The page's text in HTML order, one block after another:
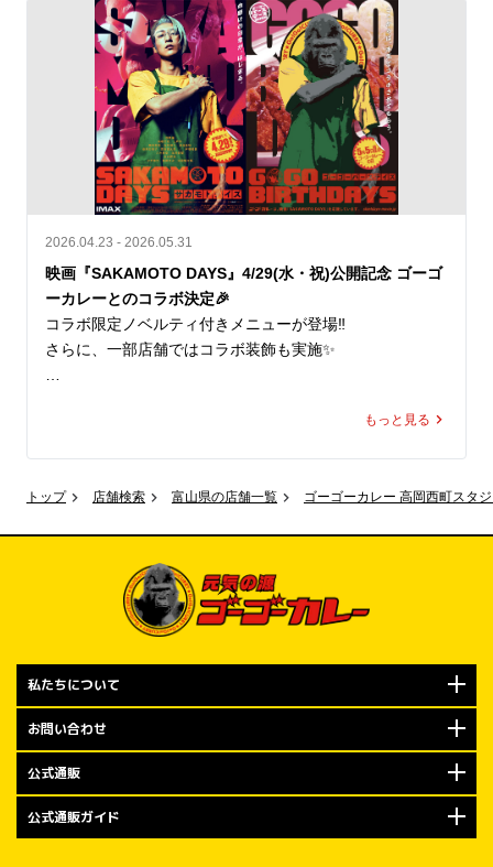
トップ 店舗検索 富山県の店舗一覧 ゴーゴーカレー 高岡西町スタ
ふたつご注文いただければ同じ金沢カレーでありながら、
それぞれに個性がある2つの味を食べ比べることも可能で
「キッチンユキ金沢ブラックカレー（中サイズのみ）」の
ご提供価格は950円（税込）。
7月5日（日）のオープン日から、規定数量に達し次第の終
了となります。
なお、当該期間中はレトルト「キッチンユキ金沢ブラック
カレー」をお求めいただくことも可能です。ご提供価格は
オープン記念キャンペーン①
もちろんゴーゴーカレーも楽しんで！
ポークロースカツカレー（小）が、先着100名さま限定で
ーゴーカレー「ポークロースカツカレー（小）」通常価格
980円（税込）を、550円（税込）でご注文可能です。
550円はもちろん「ゴーゴー」価格。
金沢エムザ店をよろしくお願いします…の気持ちを込め
て、金沢の皆様にゴーゴーカレーをお楽しみいただくため
の100名さま限定キャンペーンです。
規定数量に達し次第の終了となりますので、ぜひお早めに
ご来店くださいませ。
もちろんやります！ トッピング無料券大配布！
2026年7月5日（日）から7月14日（火）までの期間は、ゴ
ーゴーカレーでおなじみの「トッピング無料券」をプレゼ
揚げたじゃがいもにバターをのせた、コクうまの組み合わ
ほくほく感とバターの香りが、ゴーゴーカレーの濃厚なル
ーにぴったり合います。
ロースカツカレーに追加して、さらに満足感を高めるもよ
し。チキンカツやエビフライと合わせて、新しい組み合わ
せを探すもよし。生活者発の“魔改造”が、実際の店舗メニ
ューとして登場します。
価格：¥200（税込）
一部店舗では取り扱っておりません
2026.04.23 - 2026.05.31
映画『SAKAMOTO DAYS』4/29(水・祝)公開記念 ゴーゴ
ーカレーとのコラボ決定🎉
コラボ限定ノベルティ付きメニューが登場‼️
さらに、一部店舗ではコラボ装飾も実施✨
もっと見る
私たちについて
お問い合わせ
公式通販
公式通販ガイド